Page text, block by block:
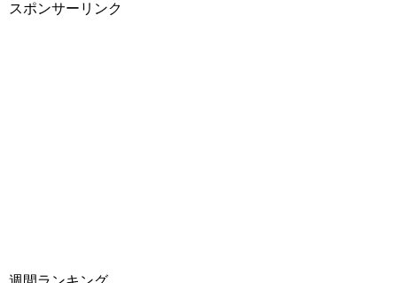
スポンサーリンク